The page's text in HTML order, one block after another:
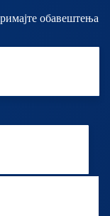
обавештења